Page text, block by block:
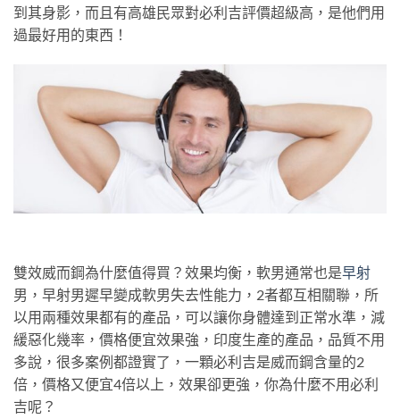
到其身影，而且有高雄民眾對必利吉評價超級高，是他們用
過最好用的東西！
雙效威而鋼為什麼值得買？效果均衡，軟男通常也是早射
男，早射男遲早變成軟男失去性能力，2者都互相關聯，所
以用兩種效果都有的產品，可以讓你身體達到正常水準，減
緩惡化幾率，價格便宜效果強，印度生產的產品，品質不用
多說，很多案例都證實了，一顆必利吉是威而鋼含量的2
倍，價格又便宜4倍以上，效果卻更強，你為什麼不用必利
吉呢？